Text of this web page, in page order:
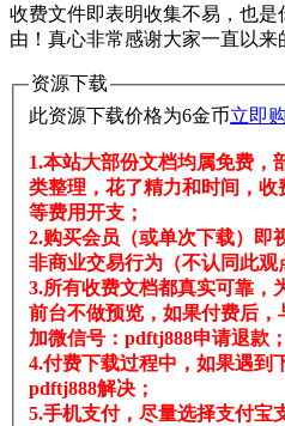
收费文件即表明收集不易，也
由！真心非常感谢大家一直以来
资源下载
此资源下载价格为6金币立即
1.本站大部份文档均属免费，
类整理，花了精力和时间，
等费用开支；
2.购买会员（或单次下载）即
非商业交易行为（不认同此观
3.所有收费文档都真实可靠，
前台不做预览，如果付费后
加微信号：pdftj888申请退款；
4.付费下载过程中，如果遇到
pdftj888解决；
5.手机支付，尽量选择支付宝